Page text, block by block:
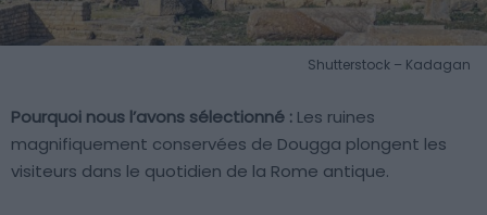
Shutterstock – Kadagan
Pourquoi nous l’avons sélectionné : Les ruines
magnifiquement conservées de Dougga plongent les
visiteurs dans le quotidien de la Rome antique.